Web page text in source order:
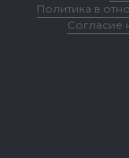
Политика в
Согласие